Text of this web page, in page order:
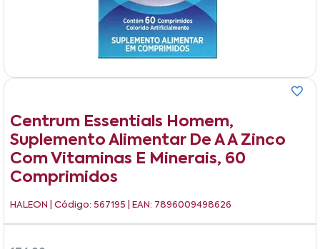
Centrum Essentials Homem,
Suplemento Alimentar De A A Zinco
Com Vitaminas E Minerais, 60
Comprimidos
HALEON | Código: 567195 | EAN: 7896009498626